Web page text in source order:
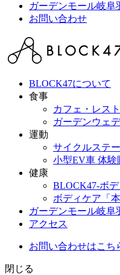
ガーデンモール岐阜
お問い合わせ
BLOCK47について
食事
カフェ・レス
ガーデンウェ
運動
サイクルステ
小型EV車 体験
健康
BLOCK47‐ボ
ボディケア「
ガーデンモール岐阜
アクセス
お問い合わせはこち
閉じる